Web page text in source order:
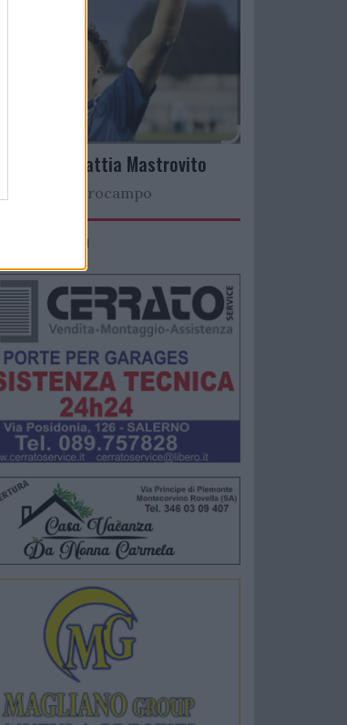
talento Mattia Mastrovito
colpo a centrocampo
Promosolution